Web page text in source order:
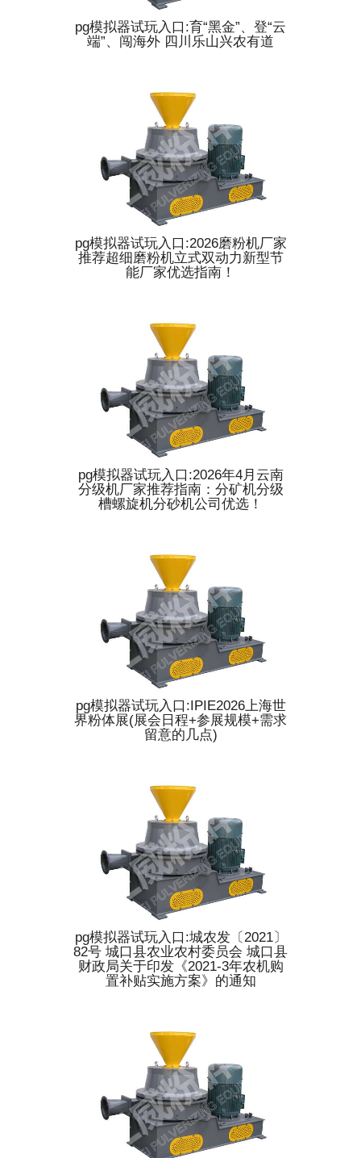
pg模拟器试玩入口:育“黑金”、登“云
端”、闯海外 四川乐山兴农有道
pg模拟器试玩入口:2026磨粉机厂家
推荐超细磨粉机立式双动力新型节
能厂家优选指南！
pg模拟器试玩入口:2026年4月云南
分级机厂家推荐指南：分矿机分级
槽螺旋机分砂机公司优选！
pg模拟器试玩入口:IPIE2026上海世
界粉体展(展会日程+参展规模+需求
留意的几点)
pg模拟器试玩入口:城农发〔2021〕
82号 城口县农业农村委员会 城口县
财政局关于印发《2021-3年农机购
置补贴实施方案》的通知